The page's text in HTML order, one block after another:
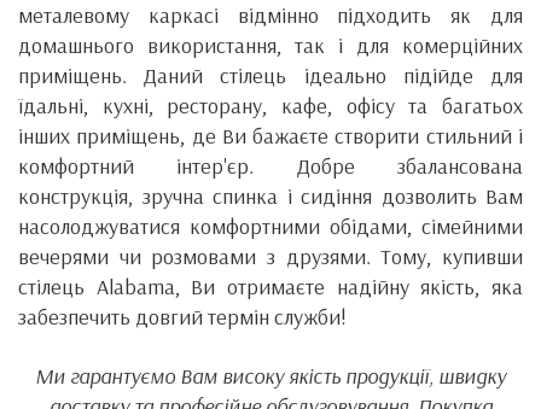
металевому каркасі відмінно підходить як для
домашнього використання, так і для комерційних
приміщень. Даний стілець ідеально підійде для
їдальні, кухні, ресторану, кафе, офісу та багатьох
інших приміщень, де Ви бажаєте створити стильний і
комфортний інтер'єр. Добре збалансована
конструкція, зручна спинка і сидіння дозволить Вам
насолоджуватися комфортними обідами, сімейними
вечерями чи розмовами з друзями. Тому, купивши
стілець Alabama, Ви отримаєте надійну якість, яка
забезпечить довгий термін служби!
Ми гарантуємо Вам високу якість продукції, швидку